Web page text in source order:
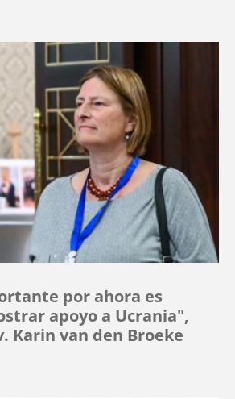
por ahora es
apoyo a Ucrania",
Karin van den Broeke